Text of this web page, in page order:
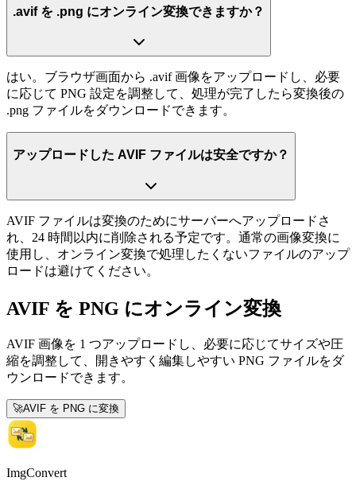
.avif を .png にオンライン変換できますか？
はい。ブラウザ画面から .avif 画像をアップロードし、必要
に応じて PNG 設定を調整して、処理が完了したら変換後の
.png ファイルをダウンロードできます。
アップロードした AVIF ファイルは安全ですか？
AVIF ファイルは変換のためにサーバーへアップロードさ
れ、24 時間以内に削除される予定です。通常の画像変換に
使用し、オンライン変換で処理したくないファイルのアップ
ロードは避けてください。
AVIF を PNG にオンライン変換
AVIF 画像を 1 つアップロードし、必要に応じてサイズや圧
縮を調整して、開きやすく編集しやすい PNG ファイルをダ
ウンロードできます。
🚀AVIF を PNG に変換
ImgConvert